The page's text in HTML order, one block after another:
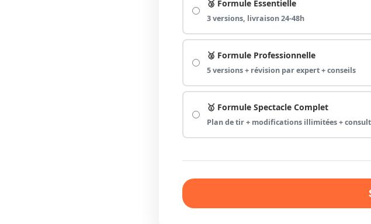
🥉 Formule Essentielle
3 versions, livraison 24-48h
🥈 Formule Professionnelle
5 versions + révision par expert + conseils
🥇 Formule Spectacle Complet
Plan de tir + modifications illimitées +